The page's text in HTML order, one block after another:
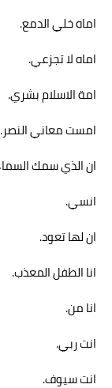
اماه خلي الدمع.
اماه لا تجزعي.
امة الاسلام بشري.
امست معاني النصر.
ان الذي سمك
انسي.
ان لها تعود.
انا الطفل المعذب.
انا من.
انت ربي.
انت سيوف.